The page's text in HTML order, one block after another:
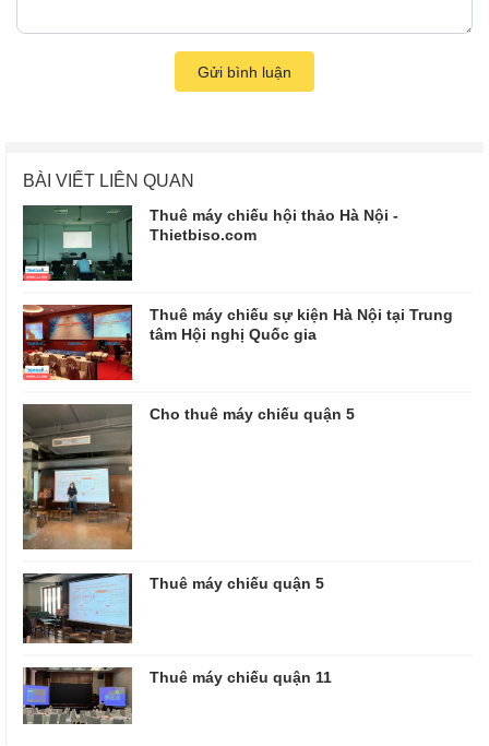
Gửi bình luận
BÀI VIẾT LIÊN QUAN
Thuê máy chiếu hội thảo Hà Nội -
Thietbiso.com
Thuê máy chiếu sự kiện Hà Nội tại Trung
tâm Hội nghị Quốc gia
Cho thuê máy chiếu quận 5
Thuê máy chiếu quận 5
Thuê máy chiếu quận 11